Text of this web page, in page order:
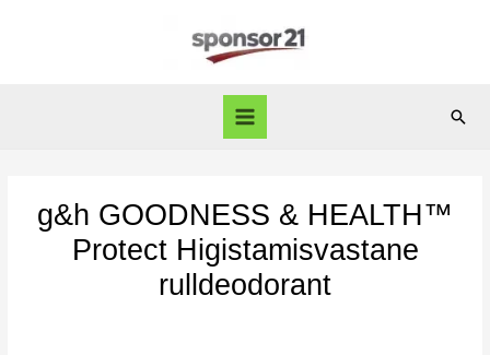
Main
g&h GOODNESS & HEALTH™
Protect Higistamisvastane
rulldeodorant